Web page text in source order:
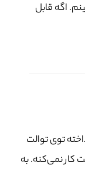
اگه قابل
توی توالت
کار نمی‌کنه. به